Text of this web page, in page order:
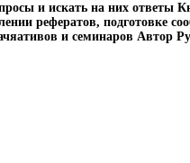
и искать на них ответы
рефератов, подготовке
и семинаров Автор